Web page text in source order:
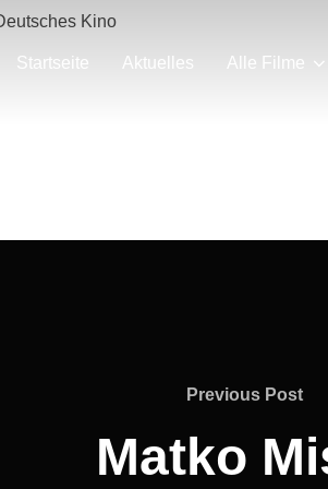
Startseite
Aktuelles Alle Filme
Kino
Previous
Previous Post
Matko